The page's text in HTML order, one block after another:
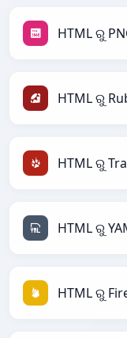
HTML ରୁ
HTML ରୁ
HTML ରୁ